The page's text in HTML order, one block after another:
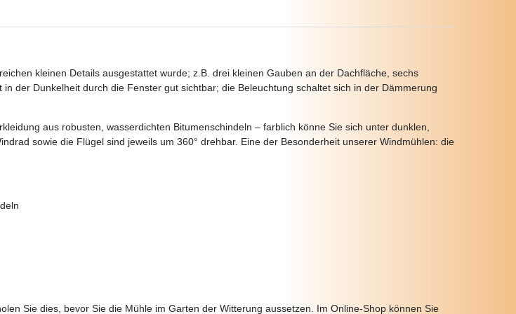
kleinen Details ausgestattet wurde; z.B. drei kleinen Gauben an der Dachfläche, sechs
der Dunkelheit durch die Fenster gut sichtbar; die Beleuchtung schaltet sich in der Dämmerung
aus robusten, wasserdichten Bitumenschindeln – farblich könne Sie sich unter dunklen,
sowie die Flügel sind jeweils um 360° drehbar. Eine der Besonderheit unserer Windmühlen: die
Sie dies, bevor Sie die Mühle im Garten der Witterung aussetzen. Im Online-Shop können Sie